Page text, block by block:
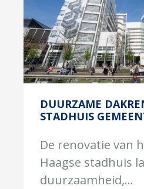
DUURZAME
STADHUIS
De renovatie van
Haagse stadhuis
duurzaamheid,...